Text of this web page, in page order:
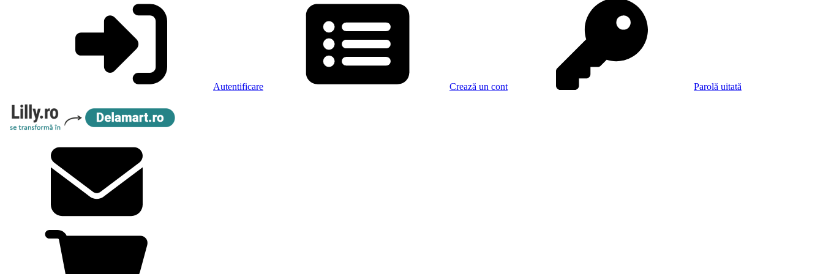
Autentificare Crează un cont Parolă uitată